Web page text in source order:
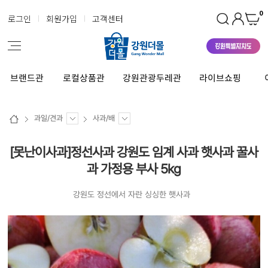
로그인 회원가입 고객센터 0
브랜드관 로컬상품관 강원관광두레관 라이브쇼핑
과일/견과 사과/배
[못난이사과]정선사과 강원도 임계 사과 햇사과 꿀사
과 가정용 부사 5kg
강원도 정선에서 자란 싱싱한 햇사과